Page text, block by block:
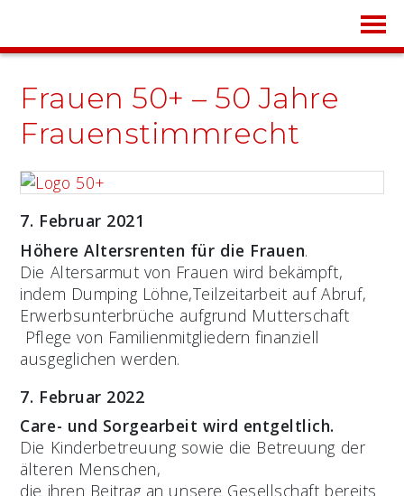
Frauen 50+ – 50 Jahre
Frauenstimmrecht
7. Februar 2021
Höhere Altersrenten für die Frauen.
Die Altersarmut von Frauen wird bekämpft,
indem Dumping Löhne,Teilzeitarbeit auf Abruf,
Erwerbsunterbrüche aufgrund Mutterschaft
Pflege von Familienmitgliedern finanziell
ausgeglichen werden.
7. Februar 2022
Care- und Sorgearbeit wird entgeltlich.
Die Kinderbetreuung sowie die Betreuung der
älteren Menschen,
die ihren Beitrag an unsere Gesellschaft bereits